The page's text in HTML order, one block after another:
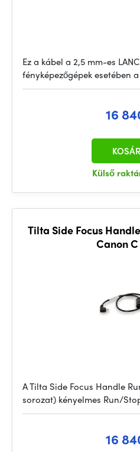
Ez a kábel a 2,5 mm-es
fényképezőgépek esetében
16
Külső
Tilta Side Focus
Canon
A Tilta Side Focus Handle
sorozat) kényelmes Run/
16